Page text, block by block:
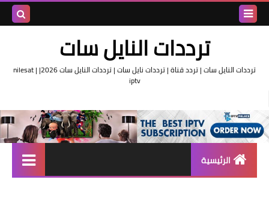
ترددات النايل سات
ترددات النايل سات | تردد قناة | ترددات نايل سات | ترددات النايل سات 2026| nilesat |
iptv
الرئيسية